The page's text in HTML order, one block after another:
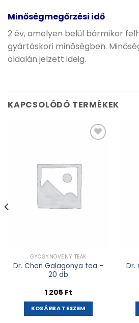
Minőségmegőrzési idő
2 év, amelyen belül bármikor
gyártáskori minőségben.
oldalán jelzett ideig.
KAPCSOLÓDÓ TERMÉKEK
GYÓGYNÖVÉNY TEÁK
Dr. Chen Galagonya tea –
20 db
1 205 Ft
KOSÁRBA TESZEM
Dr.